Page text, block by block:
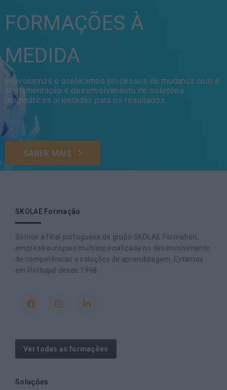
FORMAÇÕES À
MEDIDA
Provocamos e aceleramos processos de mudança com a
implementação e desenvolvimento de soluções
pragmáticas orientadas para os resultados
SABER MAIS
SKOLAE Formação
Somos a filial portuguesa do grupo SKOLAE Formation,
empresa europeia multiespecializada no desenvolvimento
de competências e soluções de aprendizagem. Estamos
em Portugal desde 1998.
Ver todas as formações
Soluções